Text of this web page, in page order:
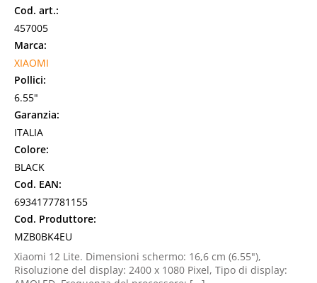
Cod. art.:
457005
Marca:
XIAOMI
Pollici:
6.55"
Garanzia:
ITALIA
Colore:
BLACK
Cod. EAN:
6934177781155
Cod. Produttore:
MZB0BK4EU
Xiaomi 12 Lite. Dimensioni schermo: 16,6 cm (6.55"),
Risoluzione del display: 2400 x 1080 Pixel, Tipo di display: